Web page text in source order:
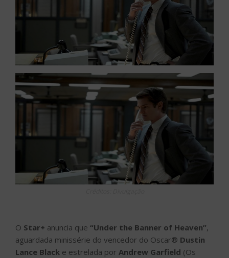
O Star+ anuncia que “Under the Banner of Heaven”,
aguardada minissérie do vencedor do Oscar® Dustin
Lance Black e estrelada por Andrew Garfield (Os